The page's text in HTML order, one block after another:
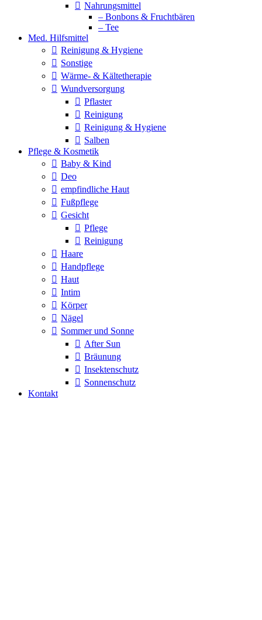
Nahrungsmittel
– Bonbons & Fruchtbären
– Tee
Med. Hilfsmittel
Reinigung & Hygiene
Sonstige
Wärme- & Kältetherapie
Wundversorgung
Pflaster
Reinigung
Reinigung & Hygiene
Salben
Pflege & Kosmetik
Baby & Kind
Deo
empfindliche Haut
Fußpflege
Gesicht
Pflege
Reinigung
Haare
Handpflege
Haut
Intim
Körper
Nägel
Sommer und Sonne
After Sun
Bräunung
Insektenschutz
Sonnenschutz
Kontakt